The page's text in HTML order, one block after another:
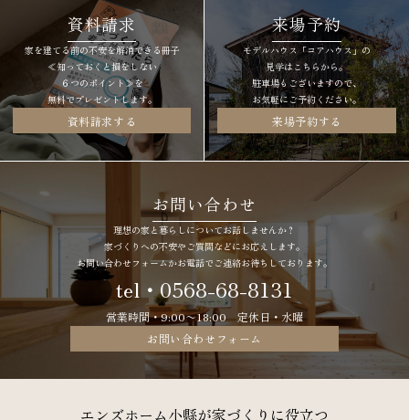
資料請求
家を建てる前の不安を解消できる冊子
≪知っておくと損をしない
６つのポイント≫を
無料でプレゼントします。
お問い合わせ
理想の家と暮らしについてお話しませんか？
家づくりへの不安やご質問などにお応えします。
お問い合わせフォームかお電話でご連絡お待ちしております。
tel・0568-68-8131
営業時間・9:00〜18:00 定休日・水曜
来場予約
モデルハウス「コアハウス」の
見学はこちらから。
駐車場もございますので、
お気軽にご予約ください。